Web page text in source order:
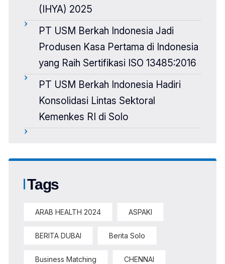
(IHYA) 2025
PT USM Berkah Indonesia Jadi
Produsen Kasa Pertama di Indonesia
yang Raih Sertifikasi ISO 13485:2016
PT USM Berkah Indonesia Hadiri
Konsolidasi Lintas Sektoral
Kemenkes RI di Solo
Tags
ARAB HEALTH 2024 ASPAKI
BERITA DUBAI Berita Solo
Business Matching CHENNAI